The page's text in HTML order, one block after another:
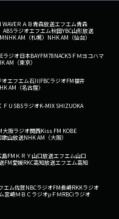
WAVEＲＡＢ青森放送エフエム青森
ABSラジオエフエム秋田YBC山形放送
NHK AM（札幌） NHK AM（仙台）
ラジオ日本BAYFM78NACK5 ＦＭヨコハマ
AM（東京）
オエフエム石川FBCラジオFM福井
AM（名古屋）
ＦＵ SBSラジオK-MIX SHIZUOKA
大阪ラジオ関西Kiss FM KOBE
歌山放送NHK AM（大阪）
島FM ＫＲＹ山口放送エフエム山口
FM愛媛RKC高知放送エフエム高知
エム佐賀NBCラジオFM長崎RKKラジオ
宮崎ＭＢＣラジオμＦＭRBCiラジオ